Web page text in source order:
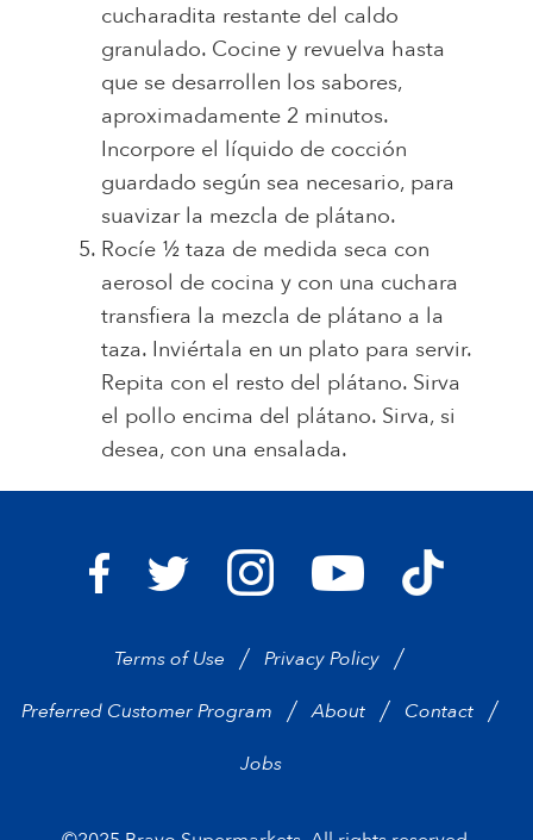
cucharadita restante del caldo
granulado. Cocine y revuelva hasta
que se desarrollen los sabores,
aproximadamente 2 minutos.
Incorpore el líquido de cocción
guardado según sea necesario, para
suavizar la mezcla de plátano.
Rocíe ½ taza de medida seca con
aerosol de cocina y con una cuchara
transfiera la mezcla de plátano a la
taza. Inviértala en un plato para servir.
Repita con el resto del plátano. Sirva
el pollo encima del plátano. Sirva, si
desea, con una ensalada.
Bravo Supermarkets on Facebook
Bravo Supermarkets on Twitter
Bravo Supermarkets on
Bravo Bravo
Terms of Use
Privacy Policy
Preferred Customer Program
About
Contact
Jobs